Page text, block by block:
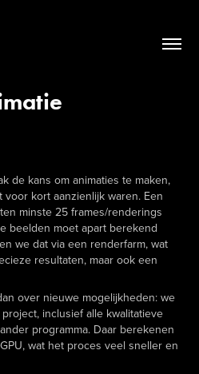
de kans om animaties te maken,
kort aanzienlijk waren. Een
minste 25 frames/renderings
beelden moet apart berekend
we dat via een renderfarm, wat
resultaten, maar ook een
over nieuwe mogelijkheden: we
inclusief alle kwalitatieve
programma. Daar berekenen
wat het proces veel sneller en